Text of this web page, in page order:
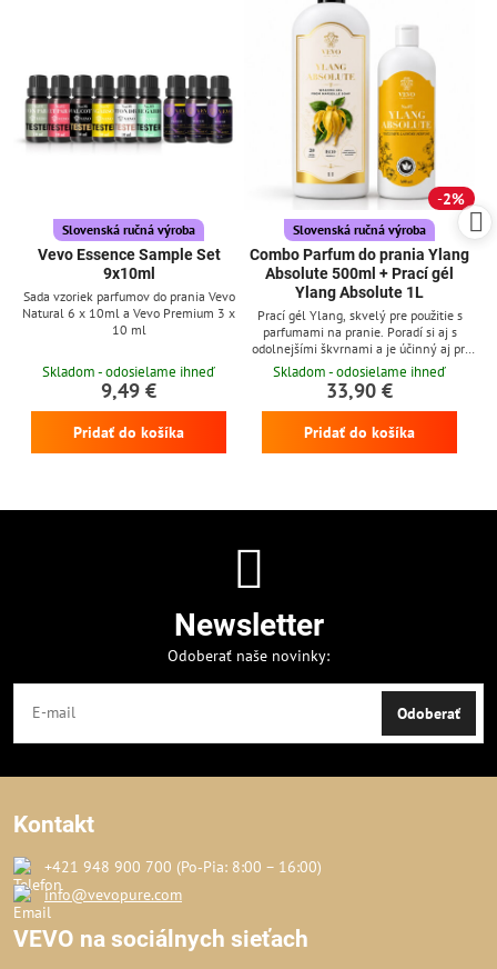
Slovenská ručná výroba
Vevo Essence Sample Set
9x10ml
Sada vzoriek parfumov do prania Vevo
Natural 6 x 10ml a Vevo Premium 3 x
10 ml
Skladom - odosielame ihneď
9,49 €
Pridať do košíka
2%
Slovenská ručná výroba
Combo Parfum do prania Ylang
Absolute 500ml + Prací gél
Ylang Absolute 1L
Prací gél Ylang, skvelý pre použitie s
parfumami na pranie. Poradí si aj s
odolnejšími škvrnami a je účinný aj pri
nízkych teplotách
Skladom - odosielame ihneď
33,90 €
Pridať do košíka
Newsletter
Odoberať naše novinky:
Odoberať
Kontakt
+421 948 900 700 (Po‑Pia: 8:00 – 16:00)
info@vevopure.com
VEVO na sociálnych sieťach